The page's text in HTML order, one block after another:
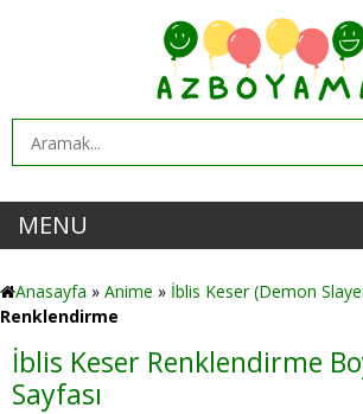
MENU
Anasayfa » Anime » İblis Keser (Demon
Renklendirme
İblis Keser Renklendirme
Sayfası